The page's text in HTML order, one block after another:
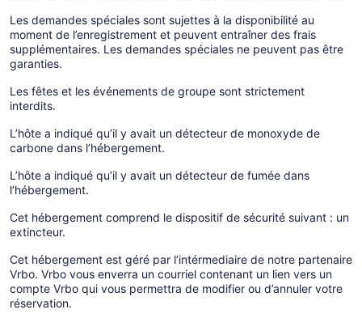
Les demandes spéciales sont sujettes à la disponibilité au
moment de l’enregistrement et peuvent entraîner des frais
supplémentaires. Les demandes spéciales ne peuvent pas être
garanties.
Les fêtes et les événements de groupe sont strictement
interdits.
L’hôte a indiqué qu’il y avait un détecteur de monoxyde de
carbone dans l’hébergement.
L’hôte a indiqué qu’il y avait un détecteur de fumée dans
l’hébergement.
Cet hébergement comprend le dispositif de sécurité suivant : un
extincteur.
Cet hébergement est géré par l’intérmediaire de notre partenaire
Vrbo. Vrbo vous enverra un courriel contenant un lien vers un
compte Vrbo qui vous permettra de modifier ou d’annuler votre
réservation.